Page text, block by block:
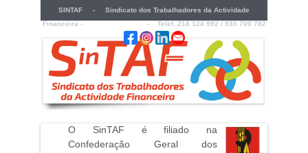
SINTAF - Sindicato dos Trabalhadores da Actividade
Financeira -
- Telef. 218 124 992 / 935 700 782
O SinTAF é filiado na
Confederação Geral dos